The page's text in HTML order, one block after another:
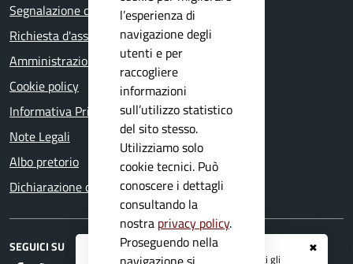
✖
Registrati ai serviziAPP IO e ricevi tutti gli
Segnalazione disservizio
Richiesta d'assistenza
Amministrazione trasparente
Cookie policy
Informativa Privacy
Note Legali
Albo pretorio
Dichiarazione di accessibilità
SEGUICI SU
l’esperienza di
navigazione degli
utenti e per
raccogliere
informazioni
sull’utilizzo statistico
del sito stesso.
Utilizziamo solo
cookie tecnici. Può
conoscere i dettagli
consultando la
nostra privacy policy.
Proseguendo nella